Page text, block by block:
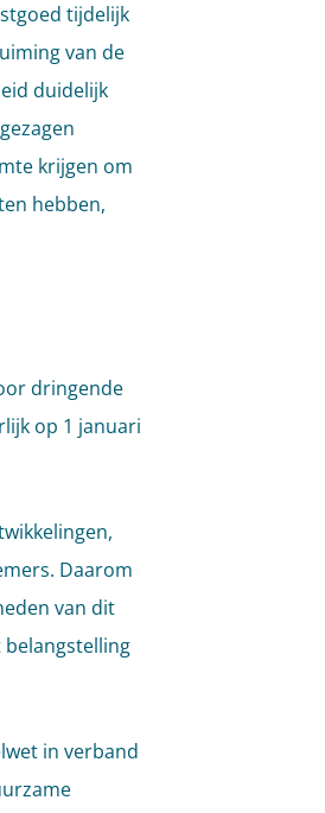
tijdelijk
van de
duidelijk
krijgen om
hebben,
dringende
op 1 januari
Daarom
van dit
in verband